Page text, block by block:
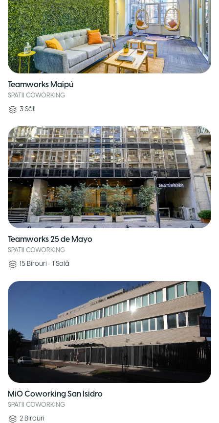
Teamworks Maipú
SPATII COWORKING
3 Săli
Teamworks 25 de Mayo
SPATII COWORKING
15 Birouri • 1 Sală
MiO Coworking San Isidro
SPATII COWORKING
2 Birouri